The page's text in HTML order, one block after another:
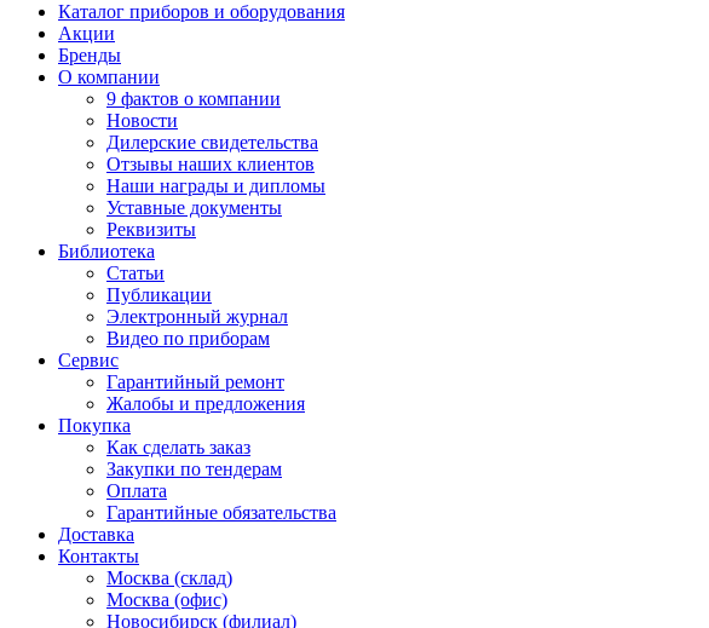
Каталог приборов и оборудования
Акции
Бренды
О компании
9 фактов о компании
Новости
Дилерские свидетельства
Отзывы наших клиентов
Наши награды и дипломы
Уставные документы
Реквизиты
Библиотека
Статьи
Публикации
Электронный журнал
Видео по приборам
Сервис
Гарантийный ремонт
Жалобы и предложения
Покупка
Как сделать заказ
Закупки по тендерам
Оплата
Гарантийные обязательства
Доставка
Контакты
Москва (склад)
Москва (офис)
Новосибирск (филиал)